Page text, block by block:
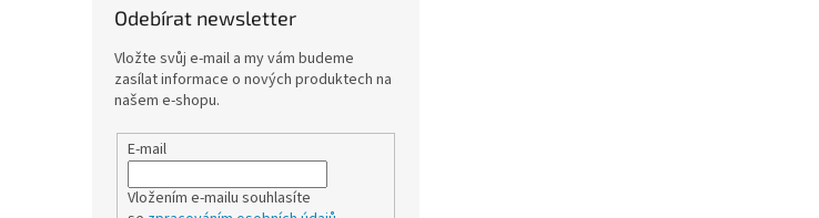
Odebírat newsletter
Vložte svůj e-mail a my vám budeme
zasílat informace o nových produktech na
našem e-shopu.
E-mail
Vložením e-mailu souhlasíte